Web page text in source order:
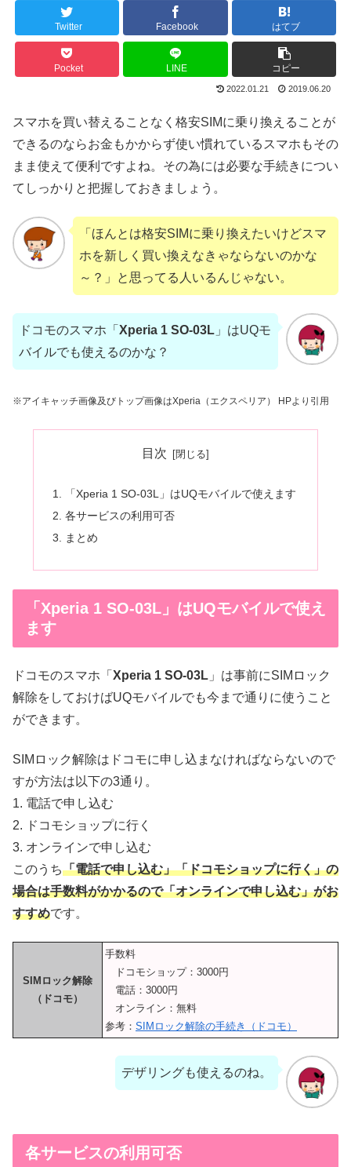
Twitter Facebook はてブ
Pocket LINE コピー
2022.01.21 2019.06.20
スマホを買い替えることなく格安SIMに乗り換えることが
できるのならお金もかからず使い慣れているスマホもその
まま使えて便利ですよね。その為には必要な手続きについ
てしっかりと把握しておきましょう。
「ほんとは格安SIMに乗り換えたいけどスマ
ホを新しく買い換えなきゃならないのかな
～？」と思ってる人いるんじゃない。
ドコモのスマホ「 Xperia 1 SO-03L 」はUQモ
バイルでも使えるのかな？
※アイキャッチ画像及びトップ画像はXperia（エクスペリア） HPより引用
目次
「Xperia 1 SO-03L」はUQモバイルで使えます
各サービスの利用可否
まとめ
「Xperia 1 SO-03L」はUQモバイルで使え
ます
ドコモのスマホ「 Xperia 1 SO-03L 」は事前にSIMロック
解除をしておけばUQモバイルでも今まで通りに使うこと
ができます。
SIMロック解除はドコモに申し込まなければならないので
すが方法は以下の3通り。
1. 電話で申し込む
2. ドコモショップに行く
3. オンラインで申し込む
このうち「電話で申し込む」「ドコモショップに行く」の
場合は手数料がかかるので「オンラインで申し込む」がお
すすめです。
SIMロック解除
（ドコモ）
手数料
ドコモショップ：3000円
電話：3000円
オンライン：無料
参考： SIMロック解除の手続き（ドコモ）
デザリングも使えるのね。
各サービスの利用可否